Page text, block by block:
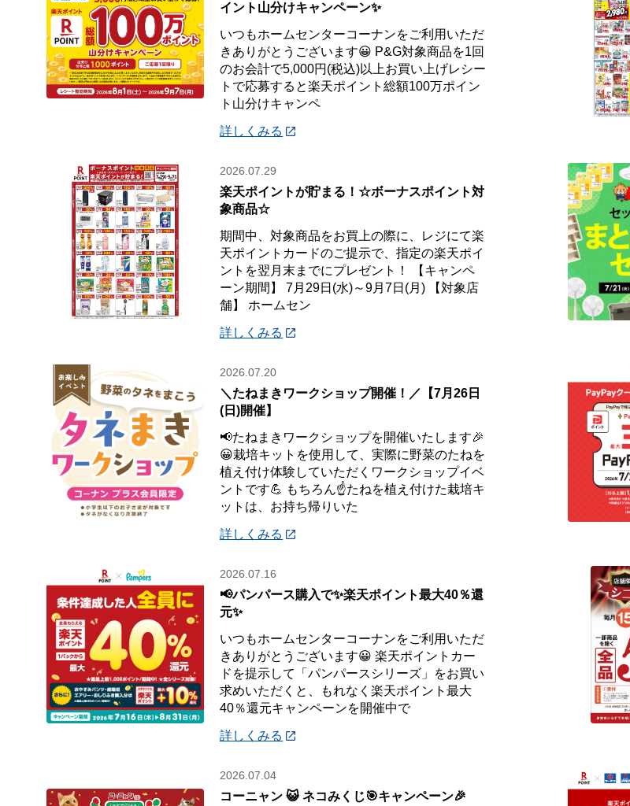
イント山分けキャンペーン✨
いつもホームセンターコーナンをご利用いただ
きありがとうございます😀 P&G対象商品を1回
のお会計で5,000円(税込)以上お買い上げレシー
トで応募すると楽天ポイント総額100万ポイン
ト山分けキャンペ
詳しくみる
2026.07.29
楽天ポイントが貯まる！☆ボーナスポイント対
象商品☆
期間中、対象商品をお買上の際に、レジにて楽
天ポイントカードのご提示で、指定の楽天ポイ
ントを翌月末までにプレゼント！ 【キャンペ
ーン期間】 7月29日(水)～9月7日(月) 【対象店
舗】 ホームセン
詳しくみる
2026.07.20
＼たねまきワークショップ開催！／【7月26日
(日)開催】
📢たねまきワークショップを開催いたします🎉
😀栽培キットを使用して、実際に野菜のたねを
植え付け体験していただくワークショップイベ
ントです💪 もちろん☝️たねを植え付けた栽培キ
ットは、お持ち帰りいた
詳しくみる
2026.07.16
📢パンパース購入で✨楽天ポイント最大40％還
元✨
いつもホームセンターコーナンをご利用いただ
きありがとうございます😀 楽天ポイントカー
ドを提示して「パンパースシリーズ」をお買い
求めいただくと、もれなく楽天ポイント最大
40％還元キャンペーンを開催中で
詳しくみる
2026.07.04
コーニャン 😺 ネコみくじ🎯キャンペーン🎉